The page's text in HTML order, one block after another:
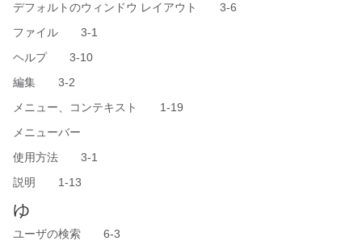
デフォルトのウィンドウ レイアウト 3-6
ファイル 3-1
ヘルプ 3-10
編集 3-2
メニュー、コンテキスト 1-19
メニューバー
使用方法 3-1
説明 1-13
ゆ
ユーザの検索 6-3